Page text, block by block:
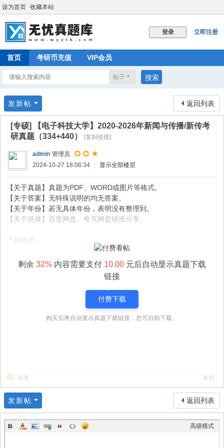
设为首页 收藏本站
登录 立即注册
首页 考研币充值 VIP会员
帖子 搜索
返回列表
发新帖
[专硕]
【电子科技大学】2020-2026年新闻与传播/新传考
研真题（334+440）
[复制链接]
admin 管理员
2024-10-27 18:06:34
显示全部楼层
【关于真题】真题为PDF、WORD或图片等格式。
【关于答案】无特殊说明的均无答案。
【关于年份】若无具体年份，表明没有整理到。
【关于链接】百度网盘、夸克网盘链接分享。
下载链接：
剩余 32% 内容需要支付 10.00 元后自动显示真题下载
链接
付费下载
购买后将自动显示真题下载链接，您可自助下载。
回复 举报
返回列表
发新帖
高级模式